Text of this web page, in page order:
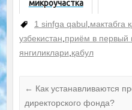
микроучастка
1 sinfga qabul мактабга
узбекистан приём в первый
янгиликлари қабул
← Как устанавливаются
директорского фонда?